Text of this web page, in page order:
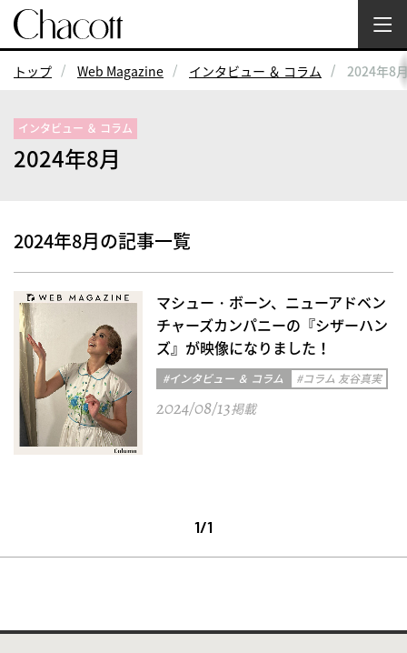
トップ Web Magazine インタビュー ＆ コラム 2024年8
インタビュー ＆ コラム
2024年8月
2024年8月の記事一覧
マシュー・ボーン、ニューアドベン
チャーズカンパニーの『シザーハン
ズ』が映像になりました！
#インタビュー ＆ コラム #コラム 友谷真実
2024/08/13掲載
1/1